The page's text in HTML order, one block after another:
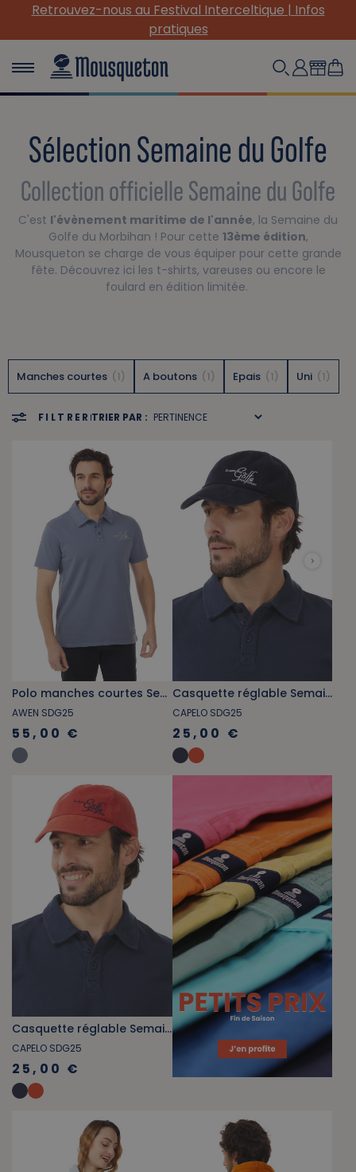
Retrouvez-nous au Festival Interceltique | Infos
pratiques
Sélection Semaine du Golfe
Collection officielle Semaine du Golfe
C'est l'évènement maritime de l'année, la Semaine du
Golfe du Morbihan ! Pour cette 13ème édition,
Mousqueton se charge de vous équiper pour cette grande
fête. Découvrez ici les t-shirts, vareuses ou encore le
foulard en édition limitée.
Manches courtes 1 A boutons 1 Epais 1 Uni 1
FILTRER TRIER PAR :
Polo manches courtes Semaine du Golfe gris bleuté
AWEN SDG25
55,00 €
Casquette réglable Semaine du Golfe bleu marine
CAPELO SDG25
25,00 €
Casquette réglable Semaine du Golfe orange tuile
CAPELO SDG25
25,00 €